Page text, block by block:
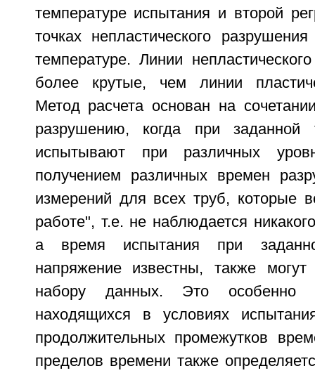
температуре испытания и второй
точках непластического
температуре. Линии
более крутые, чем линии
Метод расчета основан на
разрушению, когда при заданной
испытывают при различных
получением различных времен
измерений для всех труб, которые
работе", т.е. не наблюдается
а время испытания при
напряжение известны, также
набору данных. Это
находящихся в условиях
продолжительных промежутков
пределов времени также